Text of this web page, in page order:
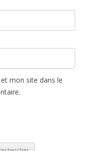
mon site dans le